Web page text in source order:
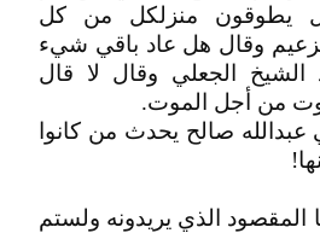
يطوقون منزلكل من كل
الزعيم وقال هل عاد باقي شيء
الشيخ الجعلي وقال لا قال
من أجل الموت.
صالح يحدث من كانوا
المقصود الذي يريدونه ولستم